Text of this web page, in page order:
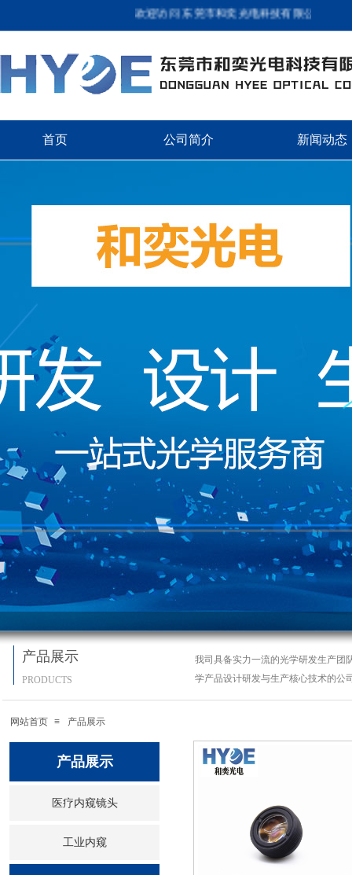
首页 公司简介 新闻动态
欢迎访问 东莞市和奕光电科技有限公司 专业品
我司具备实力一流的光学研发生产团
学产品设计研发与生产核心技术的公
产品展示
PRODUCTS
网站首页 ≡ 产品展示
产品展示
医疗内窥镜头
工业内窥